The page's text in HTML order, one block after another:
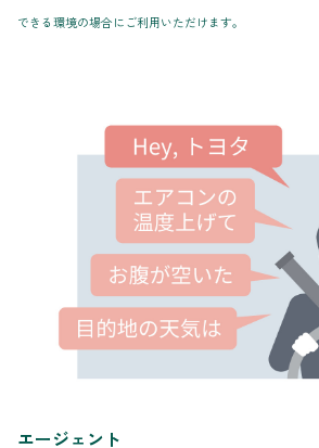
できる環境の場合にご利用いただけます。
エージェント